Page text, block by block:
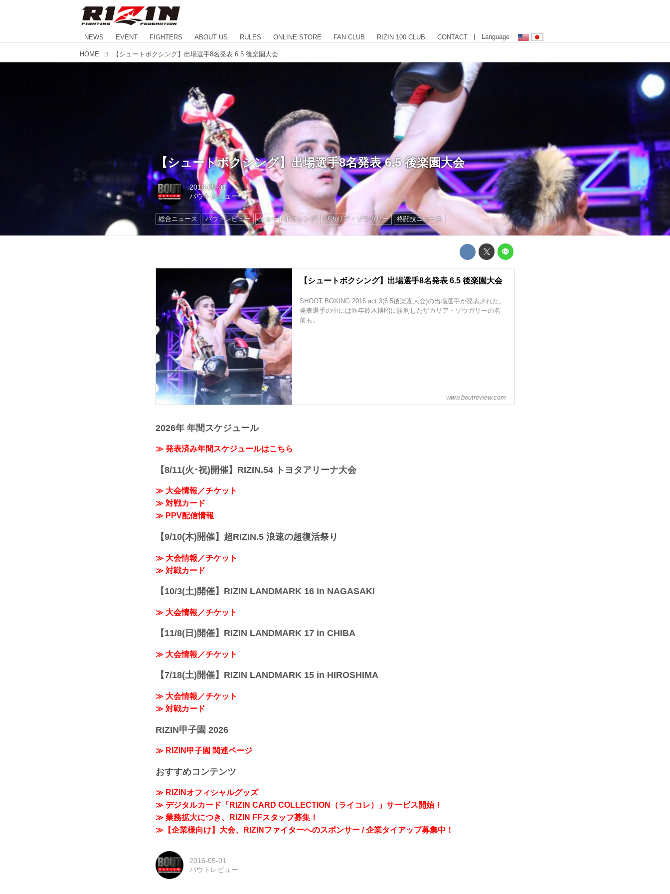
NEWS EVENT FIGHTERS ABOUT US RULES ONLINE STORE FAN CLUB RIZIN 100 CLUB CONTACT | Language
HOME 【シュートボクシング】出場選手8名発表 6.5 後楽園大会
【シュートボクシング】出場選手8名発表 6.5 後楽園大会
2016-05-01
バウトレビュー
総合ニュース バウトレビュー シュートボクシング ザカリア・ゾウガリー 格闘技ニュース
【シュートボクシング】出場選手8名発表 6.5 後楽園大会
SHOOT BOXING 2016 act.3(6.5後楽園大会)の出場選手が発表された。
発表選手の中には昨年鈴木博昭に勝利したザカリア・ゾウガリーの名
前も。
www.boutreview.com
2026年 年間スケジュール
≫ 発表済み年間スケジュールはこちら
【8/11(火･祝)開催】RIZIN.54 トヨタアリーナ大会
≫ 大会情報／チケット
≫ 対戦カード
≫ PPV配信情報
【9/10(木)開催】超RIZIN.5 浪速の超復活祭り
≫ 大会情報／チケット
≫ 対戦カード
【10/3(土)開催】RIZIN LANDMARK 16 in NAGASAKI
≫ 大会情報／チケット
【11/8(日)開催】RIZIN LANDMARK 17 in CHIBA
≫ 大会情報／チケット
【7/18(土)開催】RIZIN LANDMARK 15 in HIROSHIMA
≫ 大会情報／チケット
≫ 対戦カード
RIZIN甲子園 2026
≫ RIZIN甲子園 関連ページ
おすすめコンテンツ
≫ RIZINオフィシャルグッズ
≫ デジタルカード「RIZIN CARD COLLECTION（ライコレ）」サービス開始！
≫ 業務拡大につき、RIZIN FFスタッフ募集！
≫【企業様向け】大会、RIZINファイターへのスポンサー / 企業タイアップ募集中！
2016-05-01
バウトレビュー